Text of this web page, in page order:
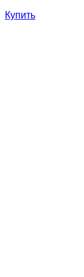
Купить